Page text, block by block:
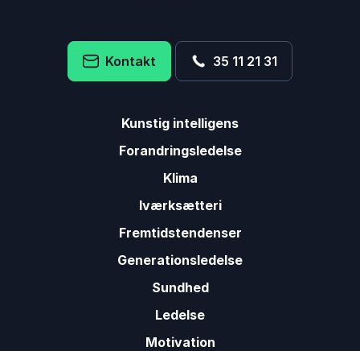
Kontakt 35 11 21 31
Kunstig intelligens
Forandringsledelse
Klima
Iværksætteri
Fremtidstendenser
Generationsledelse
Sundhed
Ledelse
Motivation